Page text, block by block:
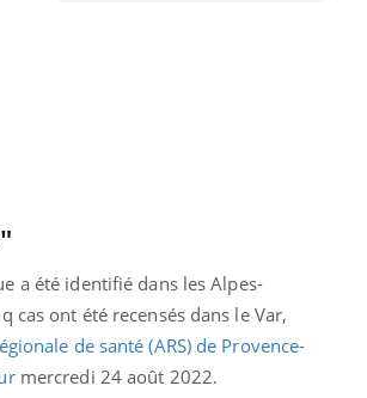
a été identifié dans les Alpes-
cas ont été recensés dans le Var,
de santé (ARS) de Provence-
mercredi 24 août 2022.